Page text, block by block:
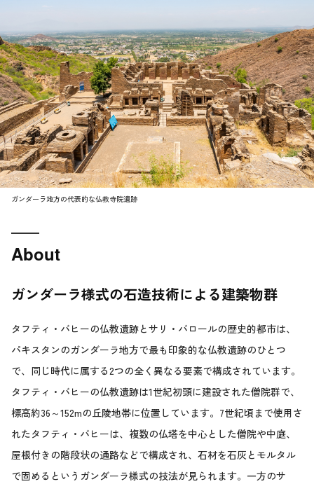
ガンダーラ地方の代表的な仏教寺院遺跡
About
ガンダーラ様式の石造技術による建築物群
タフティ・バヒーの仏教遺跡とサリ・バロールの歴史的都市は、
パキスタンのガンダーラ地方で最も印象的な仏教遺跡のひとつ
で、同じ時代に属する2つの全く異なる要素で構成されています。
タフティ・バヒーの仏教遺跡は1世紀初頭に建設された僧院群で、
標高約36～152mの丘陵地帯に位置しています。7世紀頃まで使用さ
れたタフティ・バヒーは、複数の仏塔を中心とした僧院や中庭、
屋根付きの階段状の通路などで構成され、石材を石灰とモルタル
で固めるというガンダーラ様式の技法が見られます。一方のサ